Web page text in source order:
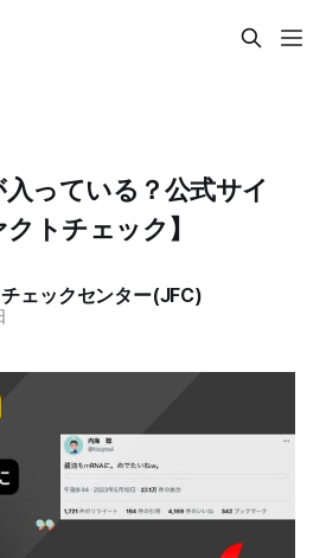
っている？公式サイ
トチェック】
ェックセンター(JFC)